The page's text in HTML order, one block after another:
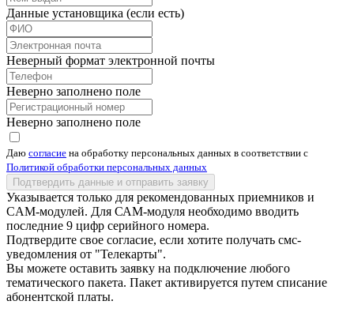
Данные установщика (если есть)
Неверный формат электронной почты
Неверно заполнено поле
Неверно заполнено поле
Даю согласие на обработку персональных данных в соответствии с
Политикой обработки персональных данных
Подтвердить данные и отправить заявку
Указывается только для рекомендованных приемников и
CAM-модулей. Для САМ-модуля необходимо вводить
последние 9 цифр серийного номера.
Подтвердите свое согласие, если хотите получать смс-
уведомления от "Телекарты".
Вы можете оставить заявку на подключение любого
тематического пакета. Пакет активируется путем списание
абонентской платы.